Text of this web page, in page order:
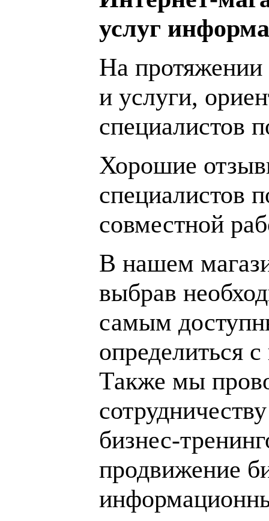
услуг
На протяжении
и услуги,
специалистов
Хорошие
специалистов
совместной
В нашем
выбрав
самым
определиться
Также мы
бизнес-
продвижение